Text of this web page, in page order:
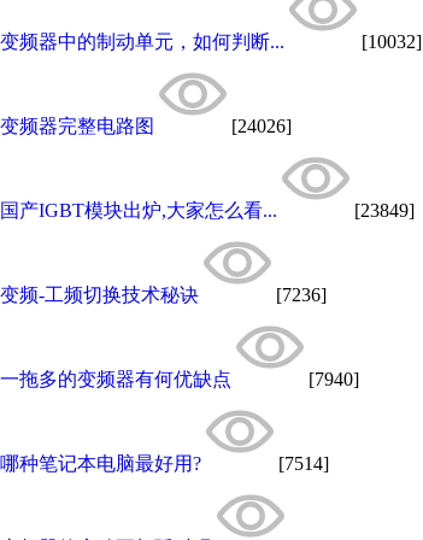
变频器中的制动单元，如何判断... [10032]
变频器完整电路图 [24026]
国产IGBT模块出炉,大家怎么看... [23849]
变频-工频切换技术秘诀 [7236]
一拖多的变频器有何优缺点 [7940]
哪种笔记本电脑最好用? [7514]